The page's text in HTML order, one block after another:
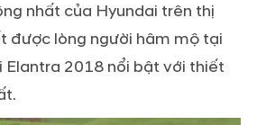
nhất của Hyundai trên thị
được lòng người hâm mộ tại
Elantra 2018 nổi bật với thiết